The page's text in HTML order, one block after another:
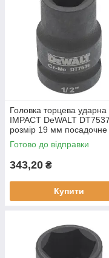
Головка торцева ударна
IMPACT DeWALT DT7537
розмір 19 мм посадочне
місце 1/2 дюйми
шестигранний профіль
Готово до відправки
343,20 ₴
Купити